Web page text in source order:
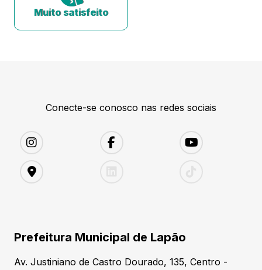
Muito satisfeito
Conecte-se conosco nas redes sociais
Prefeitura Municipal de Lapão
Av. Justiniano de Castro Dourado, 135, Centro -